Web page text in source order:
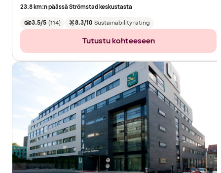
23.8 km:n päässä Strömstad keskustasta
3.5/5 (114) 8.3/10 Sustainability rating
Tutustu kohteeseen